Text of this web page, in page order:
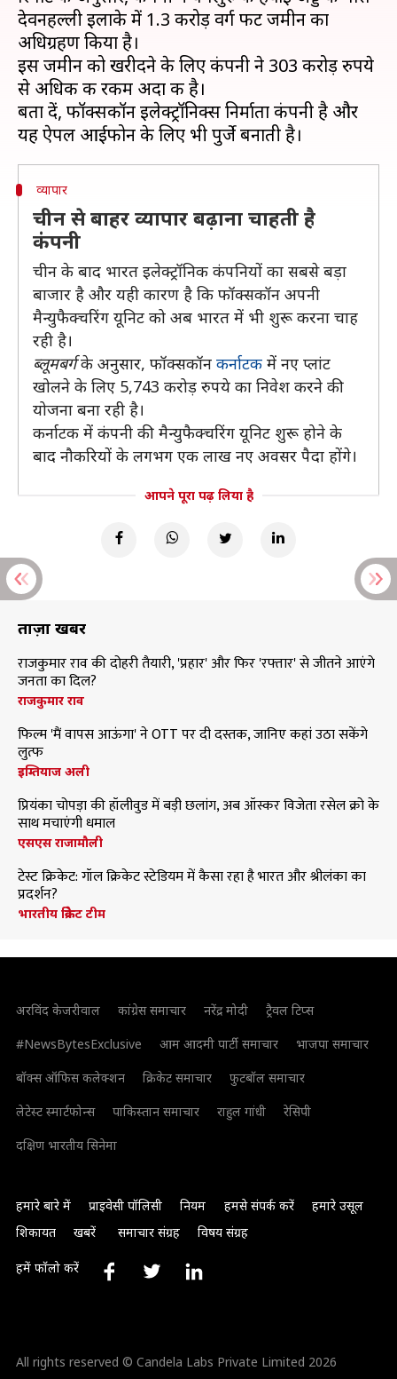
देवनहल्ली इलाके में 1.3 करोड़ वर्ग फीट जमीन का
अधिग्रहण किया है।
इस जमीन को खरीदने के लिए कंपनी ने 303 करोड़ रुपये
से अधिक की रकम अदा की है।
बता दें, फॉक्सकॉन इलेक्ट्रॉनिक्स निर्माता कंपनी है और
व्यापार
चीन से बाहर व्यापार बढ़ाना चाहती है
कंपनी
चीन के बाद भारत इलेक्ट्रॉनिक कंपनियों का सबसे बड़ा
बाजार है और यही कारण है कि फॉक्सकॉन अपनी
मैन्युफैक्चरिंग यूनिट को अब भारत में भी शुरू करना चाह
रही है।
ब्लूमबर्गके अनुसार, फॉक्सकॉन कर्नाटक में नए प्लांट
खोलने के लिए 5,743 करोड़ रुपये का निवेश करने की
योजना बना रही है।
कर्नाटक में कंपनी की मैन्युफैक्चरिंग यूनिट शुरू होने के
बाद नौकरियों के लगभग एक लाख नए अवसर पैदा होंगे।
आपने पूरा पढ़ लिया है
ताज़ा खबरें
राजकुमार राव की दोहरी तैयारी, 'प्रहार' और फिर 'रफ्तार' से जीतने आएंगे
जनता का दिल?
राजकुमार राव
फिल्म 'मैं वापस आऊंगा' ने OTT पर दी दस्तक, जानिए कहां उठा सकेंगे
लुत्फ
इम्तियाज अली
प्रियंका चोपड़ा की हॉलीवुड में बड़ी छलांग, अब ऑस्कर विजेता रसेल क्रो के
साथ मचाएंगी धमाल
एसएस राजामौली
टेस्ट क्रिकेट: गॉल क्रिकेट स्टेडियम में कैसा रहा है भारत और श्रीलंका का
प्रदर्शन?
भारतीय क्रिकेट टीम
अरविंद केजरीवाल कांग्रेस समाचार नरेंद्र मोदी
ट्रैवल टिप्स
#NewsBytesExclusive
आम आदमी पार्टी समाचार
भाजपा समाचार
बॉक्स ऑफिस कलेक्शन
क्रिकेट समाचार
फुटबॉल समाचार
लेटेस्ट स्मार्टफोन्स
पाकिस्तान समाचार राहुल गांधी
रेसिपी
दक्षिण भारतीय सिनेमा
हमारे बारे में प्राइवेसी पॉलिसी नियम हमसे संपर्क करें
हमारे उसूल
शिकायत
खबरें समाचार संग्रह विषय संग्रह
हमें फॉलो करें
All rights reserved © Candela Labs Private Limited 2026